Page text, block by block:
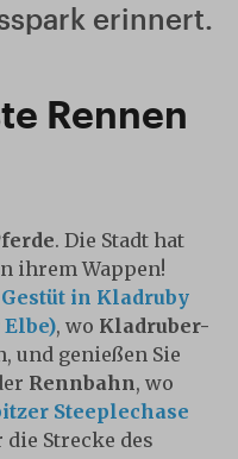
erinnert.
Rennen
. Die Stadt hat
ihrem Wappen!
Gestüt in Kladruby
, wo Kladruber-
und genießen Sie
Rennbahn, wo
Steeplechase
Strecke des